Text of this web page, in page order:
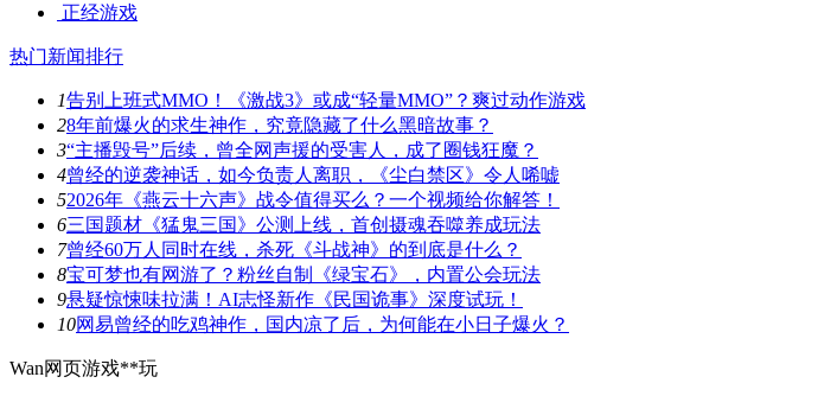
正经游戏
热门新闻排行
1告别上班式MMO！《激战3》或成“轻量MMO”？爽过动作游戏
28年前爆火的求生神作，究竟隐藏了什么黑暗故事？
3“主播毁号”后续，曾全网声援的受害人，成了圈钱狂魔？
4曾经的逆袭神话，如今负责人离职，《尘白禁区》令人唏嘘
52026年《燕云十六声》战令值得买么？一个视频给你解答！
6三国题材《猛鬼三国》公测上线，首创摄魂吞噬养成玩法
7曾经60万人同时在线，杀死《斗战神》的到底是什么？
8宝可梦也有网游了？粉丝自制《绿宝石》，内置公会玩法
9悬疑惊悚味拉满！AI志怪新作《民国诡事》深度试玩！
10网易曾经的吃鸡神作，国内凉了后，为何能在小日子爆火？
Wan网页游戏**玩